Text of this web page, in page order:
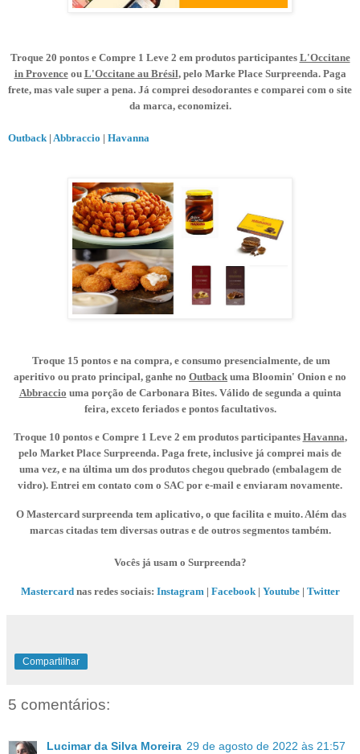
Troque 20 pontos e Compre 1 Leve 2 em produtos participantes L'Occitane
in Provenceou L'Occitane au Brésil, pelo Marke Place Surpreenda. Paga
frete, mas vale super a pena. Já comprei desodorantes e comparei com o site
da marca, economizei.
Outback | Abbraccio | Havanna
Troque 15 pontos e na compra, e consumo presencialmente, de um
aperitivo ou prato principal, ganhe no Outback uma Bloomin' Onion e no
Abbraccio uma porção de Carbonara Bites. Válido de segunda a quinta
feira, exceto feriados e pontos facultativos.
Troque 10 pontos e Compre 1 Leve 2 em produtos participantes Havanna,
pelo Market Place Surpreenda. Paga frete, inclusive já comprei mais de
uma vez, e na última um dos produtos chegou quebrado (embalagem de
vidro). Entrei em contato com o SAC por e-mail e enviaram novamente.
O Mastercard surpreenda tem aplicativo, o que facilita e muito. Além das
marcas citadas tem diversas outras e de outros segmentos também.
Vocês já usam o Surpreenda?
Mastercardnas redes sociais: Instagram| Facebook| Youtube| Twitter
Compartilhar
5 comentários:
Lucimar da Silva Moreira 29 de agosto de 2022 às 21:57